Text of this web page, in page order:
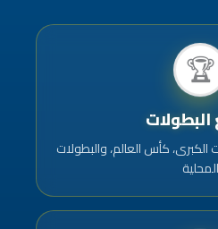
🏆
الكبرى، كأس العالم، والبطولات
المحلية